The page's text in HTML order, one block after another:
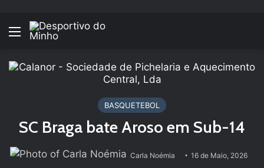
Menu
BASQUETEBOL
SC Braga bate Aroso em Sub-14
Carla Noémia 16 de Maio, 2026